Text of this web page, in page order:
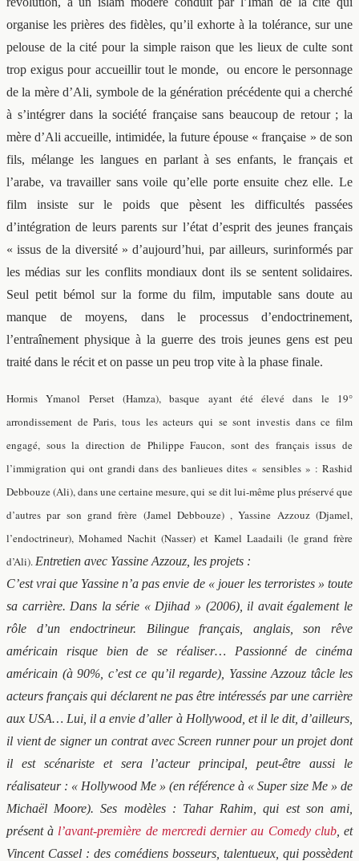
organise les prières des fidèles, qu’il exhorte à la tolérance, sur une
pelouse de la cité pour la simple raison que les lieux de culte sont
trop exigus pour accueillir tout le monde, ou encore le personnage
de la mère d’Ali, symbole de la génération précédente qui a cherché
à s’intégrer dans la société française sans beaucoup de retour ; la
mère d’Ali accueille, intimidée, la future épouse « française » de son
fils, mélange les langues en parlant à ses enfants, le français et
l’arabe, va travailler sans voile qu’elle porte ensuite chez elle. Le
film insiste sur le poids que pèsent les difficultés passées
d’intégration de leurs parents sur l’état d’esprit des jeunes français
« issus de la diversité » d’aujourd’hui, par ailleurs, surinformés par
les médias sur les conflits mondiaux dont ils se sentent solidaires.
Seul petit bémol sur la forme du film, imputable sans doute au
manque de moyens, dans le processus d’endoctrinement,
l’entraînement physique à la guerre des trois jeunes gens est peu
traité dans le récit et on passe un peu trop vite à la phase finale.
Hormis Ymanol Perset (Hamza), basque ayant été élevé dans le 19°
arrondissement de Paris, tous les acteurs qui se sont investis dans ce film
engagé, sous la direction de Philippe Faucon, sont des français issus de
l’immigration qui ont grandi dans des banlieues dites « sensibles » : Rashid
Debbouze (Ali), dans une certaine mesure, qui se dit lui-même plus préservé que
d’autres par son grand frère (Jamel Debbouze) , Yassine Azzouz (Djamel,
l’endoctrineur), Mohamed Nachit (Nasser) et Kamel Laadaili (le grand frère
d’Ali). Entretien avec Yassine Azzouz, les projets :
C’est vrai que Yassine n’a pas envie de « jouer les terroristes » toute
sa carrière. Dans la série « Djihad » (2006), il avait également le
rôle d’un endoctrineur. Bilingue français, anglais, son rêve
américain risque bien de se réaliser… Passionné de cinéma
américain (à 90%, c’est ce qu’il regarde), Yassine Azzouz tâcle les
acteurs français qui déclarent ne pas être intéressés par une carrière
aux USA… Lui, il a envie d’aller à Hollywood, et il le dit, d’ailleurs,
il vient de signer un contrat avec Screen runner pour un projet dont
il est scénariste et sera l’acteur principal, peut-être aussi le
réalisateur : « Hollywood Me » (en référence à « Super size Me » de
Michaël Moore). Ses modèles : Tahar Rahim, qui est son ami,
présent à l’avant-première de mercredi dernier au Comedy club, et
Vincent Cassel : des comédiens bosseurs, talentueux, qui possèdent